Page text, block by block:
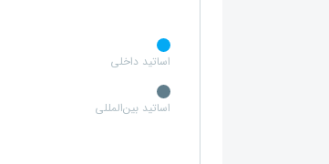
اساتید داخلی
اساتید بین‌المللی